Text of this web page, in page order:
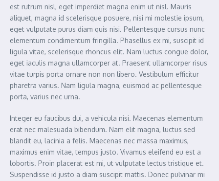
est rutrum nisl, eget imperdiet magna enim ut nisl. Mauris
aliquet, magna id scelerisque posuere, nisi mi molestie ipsum,
eget vulputate purus diam quis nisi. Pellentesque cursus nunc
elementum condimentum fringilla. Phasellus ex mi, suscipit id
ligula vitae, scelerisque rhoncus elit. Nam luctus congue dolor,
eget iaculis magna ullamcorper at. Praesent ullamcorper risus
vitae turpis porta ornare non non libero. Vestibulum efficitur
pharetra varius. Nam ligula magna, euismod ac pellentesque
porta, varius nec urna.
Integer eu faucibus dui, a vehicula nisi. Maecenas elementum
erat nec malesuada bibendum. Nam elit magna, luctus sed
blandit eu, lacinia a felis. Maecenas nec massa maximus,
maximus enim vitae, tempus justo. Vivamus eleifend eu est a
lobortis. Proin placerat est mi, ut vulputate lectus tristique et.
Suspendisse id justo a diam suscipit mattis. Donec pulvinar mi